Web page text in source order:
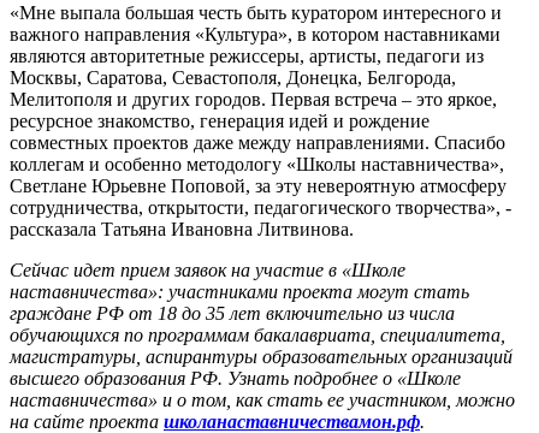
«Мне выпала большая честь быть куратором интересного и
важного направления «Культура», в котором наставниками
являются авторитетные режиссеры, артисты, педагоги из
Москвы, Саратова, Севастополя, Донецка, Белгорода,
Мелитополя и других городов. Первая встреча – это яркое,
ресурсное знакомство, генерация идей и рождение
совместных проектов даже между направлениями. Спасибо
коллегам и особенно методологу «Школы наставничества»,
Светлане Юрьевне Поповой, за эту невероятную атмосферу
сотрудничества, открытости, педагогического творчества», -
рассказала Татьяна Ивановна Литвинова.
Сейчас идет прием заявок на участие в «Школе
наставничества»: участниками проекта могут стать
граждане РФ от 18 до 35 лет включительно из числа
обучающихся по программам бакалавриата, специалитета,
магистратуры, аспирантуры образовательных организаций
высшего образования РФ. Узнать подробнее о «Школе
наставничества» и о том, как стать ее участником, можно
на сайте проекта школанаставничествамон.рф.